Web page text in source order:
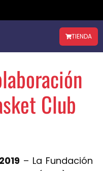
TIENDA
Club
– La Fundación